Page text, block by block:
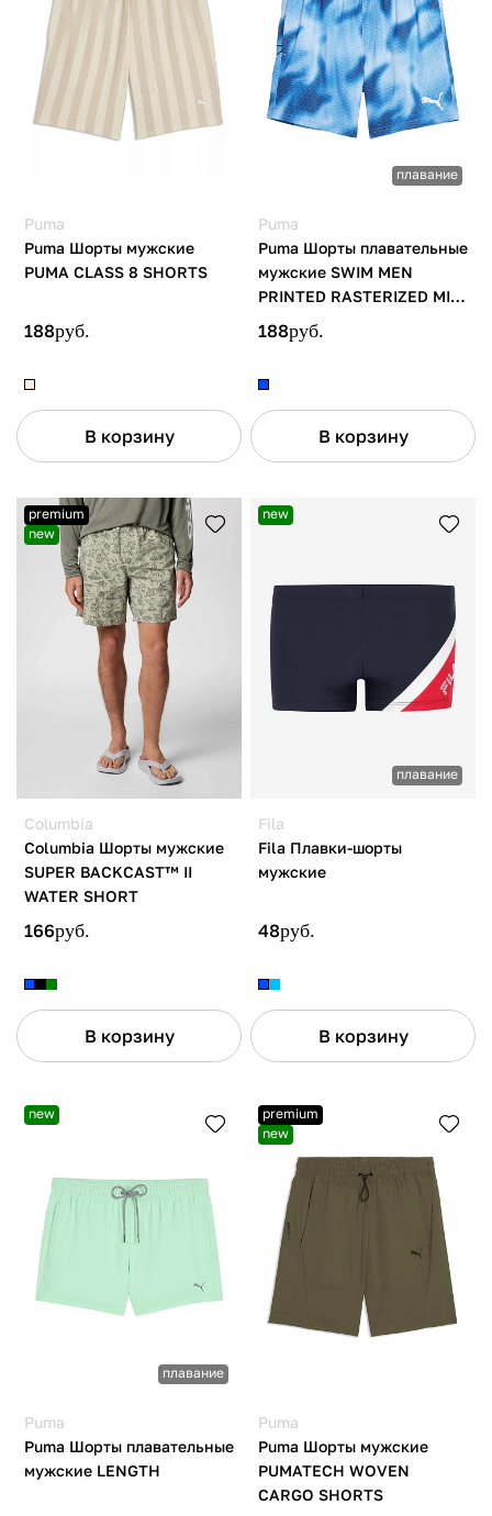
Puma
Puma Шорты мужские
PUMA CLASS 8 SHORTS
188руб.
В корзину
плавание
Puma
Puma Шорты плавательные
мужские SWIM MEN
PRINTED RASTERIZED MID
SHORTS 1P
188руб.
В корзину
premium
new
Columbia
Columbia Шорты мужские
SUPER BACKCAST™ II
WATER SHORT
166руб.
В корзину
new
плавание
Fila
Fila Плавки-шорты
мужские
48руб.
В корзину
new
плавание
Puma
Puma Шорты плавательные
мужские LENGTH
premium
new
Puma
Puma Шорты мужские
PUMATECH WOVEN
CARGO SHORTS